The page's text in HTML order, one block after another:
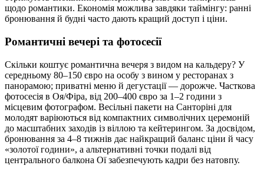
щодо романтики. Економія можлива завдяки таймінгу: ранні
бронювання й будні часто дають кращий доступ і ціни.
Романтичні вечері та фотосесії
Скільки коштує романтична вечеря з видом на кальдеру? У
середньому 80–150 євро на особу з вином у ресторанах з
панорамою; приватні меню й дегустації — дорожче. Часткова
фотосесія в Оя/Фіра, від 200–400 євро за 1–2 години з
місцевим фотографом. Весільні пакети на Санторіні для
молодят варіюються від компактних символічних церемоній
до масштабних заходів із віллою та кейтерингом. За досвідом,
бронювання за 4–8 тижнів дає найкращий баланс ціни й часу
«золотої години», а альтернативні точки подалі від
центрального балкона Ої забезпечують кадри без натовпу.